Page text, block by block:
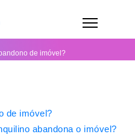
de imóvel?
de imóvel?
abandona o imóvel?